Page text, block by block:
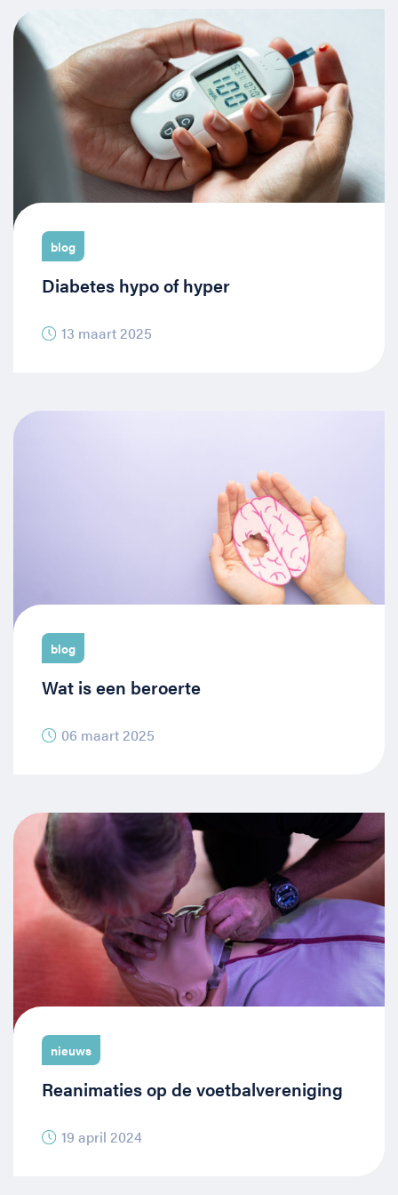
blog
Diabetes hypo of hyper
13 maart 2025
blog
Wat is een beroerte
06 maart 2025
nieuws
Reanimaties op de voetbalvereniging
19 april 2024